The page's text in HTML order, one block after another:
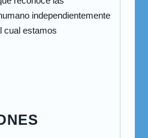
independientemente
cual estamos